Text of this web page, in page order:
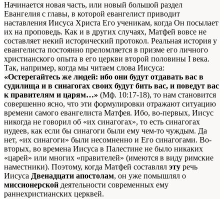
Начинается новая часть, или новый большой раздел
Евангелия с главы, в которой евангелист приводит
наставления Иисуса Христа Его ученикам, когда Он посылает
их на проповедь. Как и в других случаях, Матфей вовсе не
составляет некий исторический протокол. Реальная история у
евангелиста постоянно преломляется в призме его личного
христианского опыта в его церкви второй половины I века.
Так, например, когда мы читаем слова Иисуса:
«Остерегайтесь же людей: ибо они будут отдавать вас в
судилища и в синагогах своих будут бить вас, и поведут вас
к правителям и царям…» (Мф. 10:17-18), то нам становится
совершенно ясно, что эти формулировки отражают ситуацию
времени самого евангелиста Матфея. Ибо, во-первых, Иисус
никогда не говорил об «их синагогах», то есть синагогах
иудеев, как если бы синагоги были ему чем-то чуждым. Да
нет, «их синагоги» были несомненно и Его синагогами. Во-
вторых, во времена Иисуса в Палестине не было никаких
«царей» или многих «правителей» (имеются в виду римские
наместники). Поэтому, когда Матфей составлял эту речь
Иисуса Двенадцати апостолам, он уже помышлял о
миссионерской деятельности современных ему
раннехристианских церквей.